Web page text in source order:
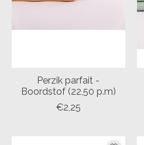
Perzik parfait -
Boordstof (22,50 p.m)
€2,25